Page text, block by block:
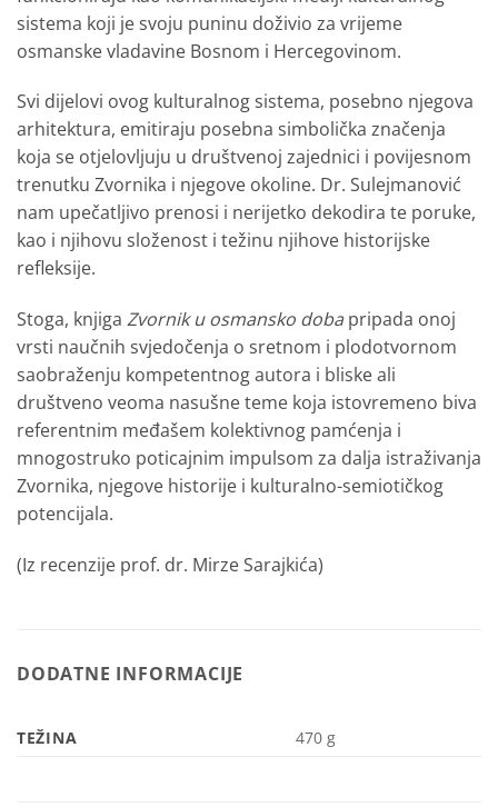
sistema koji je svoju puninu doživio za vrijeme
osmanske vladavine Bosnom i Hercegovinom.
Svi dijelovi ovog kulturalnog sistema, posebno njegova
arhitektura, emitiraju posebna simbolička značenja
koja se otjelovljuju u društvenoj zajednici i povijesnom
trenutku Zvornika i njegove okoline. Dr. Sulejmanović
nam upečatljivo prenosi i nerijetko dekodira te poruke,
kao i njihovu složenost i težinu njihove historijske
refleksije.
Stoga, knjiga Zvornik u osmansko doba pripada onoj
vrsti naučnih svjedočenja o sretnom i plodotvornom
saobraženju kompetentnog autora i bliske ali
društveno veoma nasušne teme koja istovremeno biva
referentnim međašem kolektivnog pamćenja i
mnogostruko poticajnim impulsom za dalja istraživanja
Zvornika, njegove historije i kulturalno-semiotičkog
potencijala.
(Iz recenzije prof. dr. Mirze Sarajkića)
DODATNE INFORMACIJE
TEŽINA 470 g